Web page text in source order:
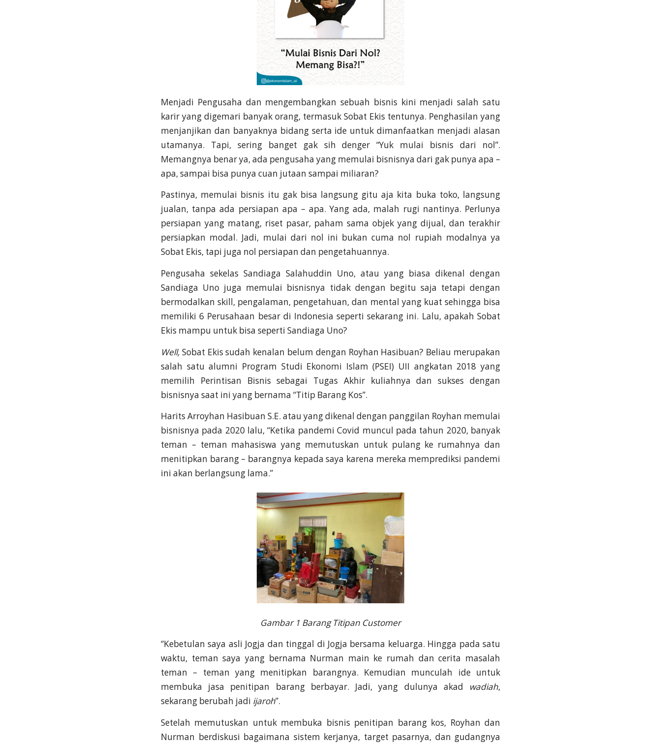
Menjadi Pengusaha dan mengembangkan sebuah bisnis kini menjadi salah satu
karir yang digemari banyak orang, termasuk Sobat Ekis tentunya. Penghasilan yang
menjanjikan dan banyaknya bidang serta ide untuk dimanfaatkan menjadi alasan
utamanya. Tapi, sering banget gak sih denger “Yuk mulai bisnis dari nol”.
Memangnya benar ya, ada pengusaha yang memulai bisnisnya dari gak punya apa –
apa, sampai bisa punya cuan jutaan sampai miliaran?
Pastinya, memulai bisnis itu gak bisa langsung gitu aja kita buka toko, langsung
jualan, tanpa ada persiapan apa – apa. Yang ada, malah rugi nantinya. Perlunya
persiapan yang matang, riset pasar, paham sama objek yang dijual, dan terakhir
persiapkan modal. Jadi, mulai dari nol ini bukan cuma nol rupiah modalnya ya
Sobat Ekis, tapi juga nol persiapan dan pengetahuannya.
Pengusaha sekelas Sandiaga Salahuddin Uno, atau yang biasa dikenal dengan
Sandiaga Uno juga memulai bisnisnya tidak dengan begitu saja tetapi dengan
bermodalkan skill, pengalaman, pengetahuan, dan mental yang kuat sehingga bisa
memiliki 6 Perusahaan besar di Indonesia seperti sekarang ini. Lalu, apakah Sobat
Ekis mampu untuk bisa seperti Sandiaga Uno?
Well, Sobat Ekis sudah kenalan belum dengan Royhan Hasibuan? Beliau merupakan
salah satu alumni Program Studi Ekonomi Islam (PSEI) UII angkatan 2018 yang
memilih Perintisan Bisnis sebagai Tugas Akhir kuliahnya dan sukses dengan
bisnisnya saat ini yang bernama “Titip Barang Kos”.
Harits Arroyhan Hasibuan S.E. atau yang dikenal dengan panggilan Royhan memulai
bisnisnya pada 2020 lalu, “Ketika pandemi Covid muncul pada tahun 2020, banyak
teman – teman mahasiswa yang memutuskan untuk pulang ke rumahnya dan
menitipkan barang – barangnya kepada saya karena mereka memprediksi pandemi
ini akan berlangsung lama.”
Gambar 1 Barang Titipan Customer
“Kebetulan saya asli Jogja dan tinggal di Jogja bersama keluarga. Hingga pada satu
waktu, teman saya yang bernama Nurman main ke rumah dan cerita masalah
teman – teman yang menitipkan barangnya. Kemudian munculah ide untuk
membuka jasa penitipan barang berbayar. Jadi, yang dulunya akad wadiah,
sekarang berubah jadi ijaroh”.
Setelah memutuskan untuk membuka bisnis penitipan barang kos, Royhan dan
Nurman berdiskusi bagaimana sistem kerjanya, target pasarnya, dan gudangnya